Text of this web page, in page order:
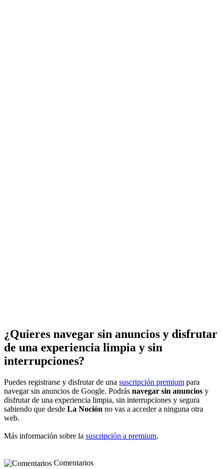
¿Quieres navegar sin anuncios y disfrutar
de una experiencia limpia y sin
interrupciones?
Puedes registrarse y disfrutar de una suscripción premium para
navegar sin anuncios de Google. Podrás navegar sin anuncios y
disfrutar de una experiencia limpia, sin interrupciones y segura
sabiendo que desde La Noción no vas a acceder a ninguna otra
web.
Más información sobre la suscripción a premium.
Comentarios